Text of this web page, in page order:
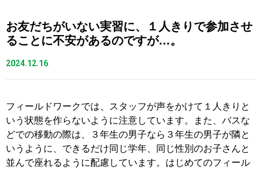
年間プログラム
お客様の声
入会案内
お友だちがいない実習に、１人きりで参加させ
ることに不安があるのですが…。
2024.12.16
フィールドワークでは、スタッフが声をかけて１人きりと
いう状態を作らないように注意しています。また、バスな
どでの移動の際は、３年生の男子なら３年生の男子が隣と
いうように、できるだけ同じ学年、同じ性別のお子さんと
並んで座れるように配慮しています。はじめてのフィール